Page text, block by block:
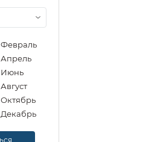
Февраль
Апрель
Июнь
Август
Октябрь
Декабрь